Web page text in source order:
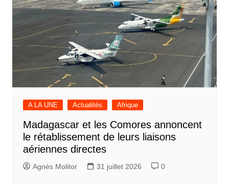
A LA UNE Actualités Afrique
Madagascar et les Comores annoncent
le rétablissement de leurs liaisons
aériennes directes
Agnès Molitor 31 juillet 2026 0